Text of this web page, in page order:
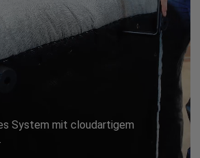
System mit cloudartigem